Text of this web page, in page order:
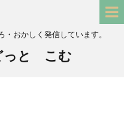
おかしく発信しています。
と こむ